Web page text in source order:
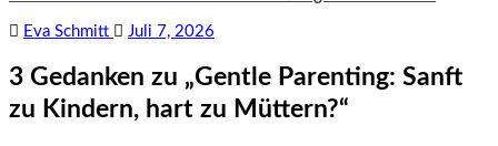
Eva Schmitt Juli 7, 2026
3 Gedanken zu „Gentle Parenting: Sanft
zu Kindern, hart zu Müttern?“